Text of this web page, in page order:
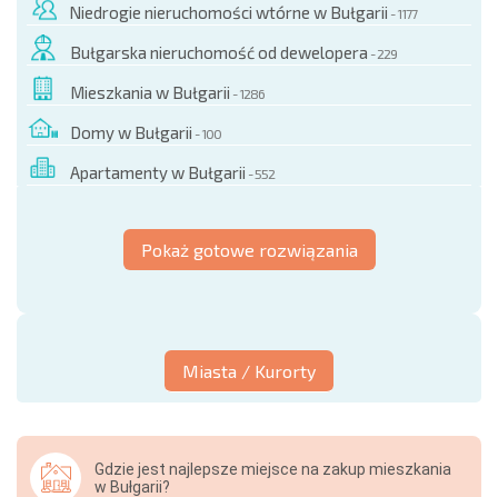
Niedrogie nieruchomości wtórne w Bułgarii - 1177
Bułgarska nieruchomość od dewelopera - 229
Mieszkania w Bułgarii - 1286
Domy w Bułgarii - 100
Apartamenty w Bułgarii - 552
Pokaż gotowe rozwiązania
Miasta / Kurorty
Gdzie jest najlepsze miejsce na zakup mieszkania
w Bułgarii?